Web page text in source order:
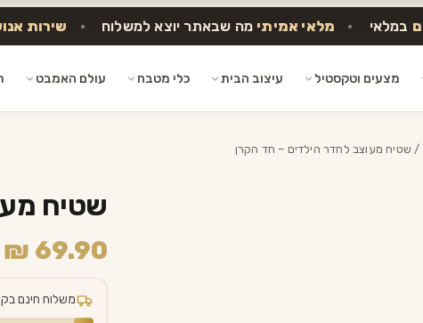
במלאי • מלאי אמיתי מה שבאתר יוצא למשלוח • שירות
מצעים וטקסטיל עיצוב הבית כלי מטבח עולם האמבט
/ שטיח מעוצב לחדר הילדים – חד הקרן
שטיח
₪ 69.90
משלוח חינם